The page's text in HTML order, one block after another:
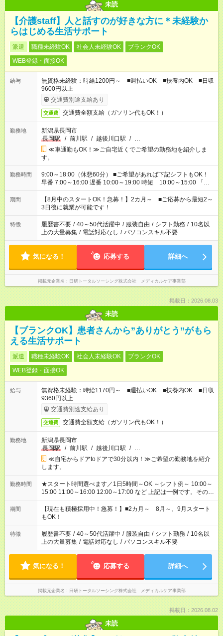
未読
【介護staff】人と話すのが好きな方に＊未経験か
らはじめる生活サポート
派遣 職種未経験OK 社会人未経験OK
ブランクOK
WEB登録・面接OK
給与
無資格未経験：時給1200円～ ■週払いOK ■扶養内OK ■日収
9600円以上
交通費別途支給あり
交通費 交通費全額支給（ガソリン代もOK！）
勤務地
新潟県長岡市
長岡駅
/ 前川駅 / 越後川口駅 / …
≪車通勤もOK！≫ご自宅近くでご希望の勤務地を紹介しま
す。
勤務時間
9:00～18:00（休憩60分） ■ご希望があれば下記シフトもOK！
早番 7:00～16:00 遅番 10:00～19:00 時短 10:00～15:00 「家
族と休みを合わせたい」 「余裕を持って夕飯の準備がしたい」
「できれば残業はしたくない」 など、ご希望を教えてください
ね。 ※Wワーク希望の方へ 今ご覧のお仕事で希望する勤務時間
と、もう1つのお仕事の勤務時間。 合計で週40時間を超える場
合は応募できません。
期間
【8月中のスタートOK！急募！】2カ月～ ■ご応募から最短2～
3日後に就業が可能です！
特徴 履歴書不要 / 40～50代活躍中 / 服装自由 / シフト勤務 / 10名以
上の大量募集 / 電話対応なし / パソコンスキル不要
気になる！ 応募する 詳細へ
掲載元企業名 日研トータルソーシング株式会社 メディカルケア事業部
掲載日：2026.08.03
未読
【ブランクOK】患者さんから”ありがとう”がもら
える生活サポート
派遣 職種未経験OK 社会人未経験OK
ブランクOK
WEB登録・面接OK
給与
無資格未経験：時給1170円～ ■週払いOK ■扶養内OK ■日収
9360円以上
交通費別途支給あり
交通費 交通費全額支給（ガソリン代もOK！）
勤務地
新潟県長岡市
長岡駅
/ 前川駅 / 越後川口駅 / …
≪自宅からドアtoドアで30分以内！≫ご希望の勤務地を紹介
します。
勤務時間
★スタート時間選べます／1日5時間～OK ～シフト例～ 10:00～
15:00 11:00～16:00 12:00～17:00 など 上記は一例です。その他
シフトもご相談ください。 ※Wワークの場合当社と合わせて法
定労働時間が週40時間を超えなければOKです。
期間
【現在も積極採用中！急募！】■2カ月～ 8月～、9月スタート
もOK！
特徴 履歴書不要 / 40～50代活躍中 / 服装自由 / シフト勤務 / 10名以
上の大量募集 / 電話対応なし / パソコンスキル不要
気になる！ 応募する 詳細へ
掲載元企業名 日研トータルソーシング株式会社 メディカルケア事業部
掲載日：2026.08.02
未読